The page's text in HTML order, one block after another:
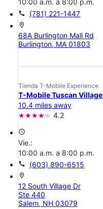
10:00 a.m. a 8:00 p.m.
call (781) 221-1447
location_on
68A Burlington Mall Rd
Burlington, MA 01803
Tienda T-Mobile Experience
T-Mobile Tuscan Village
10.4 miles away
4.2
access_time
Vie.:
10:00 a.m. a 8:00 p.m.
call (603) 890-6515
location_on
12 South Village Dr
Ste 440
Salem, NH 03079